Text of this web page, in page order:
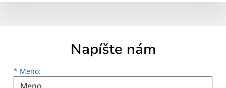
Napíšte nám
* Meno:
Meno
Priezvisko
E-mailová adresa